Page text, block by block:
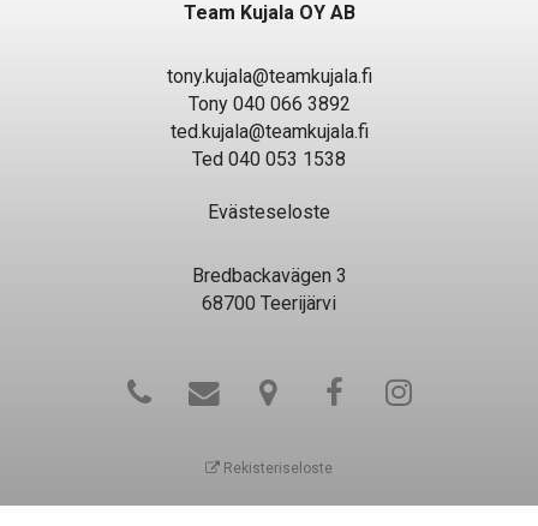
Team Kujala OY AB
tony.kujala@teamkujala.fi
Tony 040 066 3892
ted.kujala@teamkujala.fi
Ted 040 053 1538
Evästeseloste
Bredbackavägen 3
68700 Teerijärvi
Rekisteriseloste